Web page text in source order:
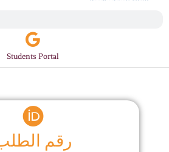
Students Portal
رقم